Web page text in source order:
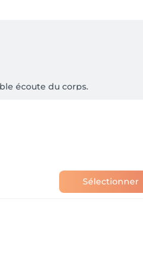
écoute du corps.
à la musique et à une
Sélectionner